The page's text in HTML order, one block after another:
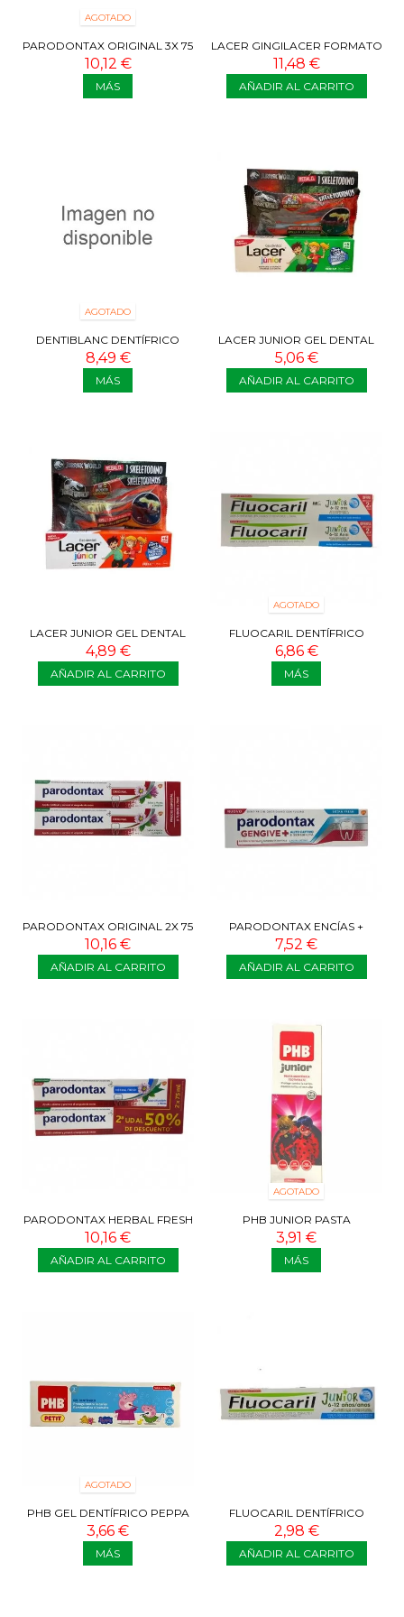
AGOTADO
PARODONTAX ORIGINAL 3X 75
ML
10,12 €
MÁS
LACER GINGILACER FORMATO
AHORRO 2X125 ML
11,48 €
AÑADIR AL CARRITO
AGOTADO
DENTIBLANC DENTÍFRICO
BLANQUEADOR 50% 2º TUBO
8,49 €
MÁS
LACER JUNIOR GEL DENTAL
MENTA 75ML
5,06 €
AÑADIR AL CARRITO
LACER JUNIOR GEL DENTAL
FRESA 75ML
4,89 €
AÑADIR AL CARRITO
AGOTADO
FLUOCARIL DENTÍFRICO
JUNIOR CHICLE 2X75 ML
6,86 €
MÁS
PARODONTAX ORIGINAL 2X 75
ML
10,16 €
AÑADIR AL CARRITO
PARODONTAX ENCÍAS +
ALIENTO EXTRA FRESH 75 ML
7,52 €
AÑADIR AL CARRITO
PARODONTAX HERBAL FRESH
2X 75 ML
10,16 €
AÑADIR AL CARRITO
AGOTADO
PHB JUNIOR PASTA
DENTÍFRICA +6 AÑOS 75 ML
3,91 €
MÁS
AGOTADO
PHB GEL DENTÍFRICO PEPPA
PIG SABOR FRESA 75 ML
3,66 €
MÁS
FLUOCARIL DENTÍFRICO
JUNIOR CHICLE 75 ML
2,98 €
AÑADIR AL CARRITO